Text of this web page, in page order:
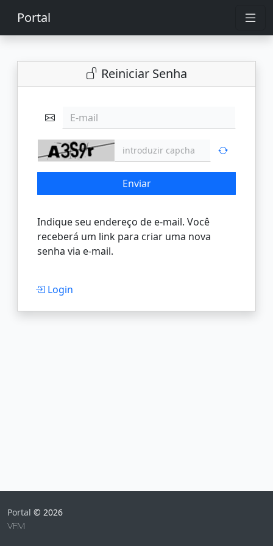
Portal
Reiniciar Senha
E-mail
Enviar
Indique seu endereço de e-mail. Você
receberá um link para criar uma nova
senha via e-mail.
Login
Portal © 2026